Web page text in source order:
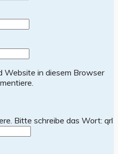
Website in diesem Browser
Bitte schreibe das Wort: qrl